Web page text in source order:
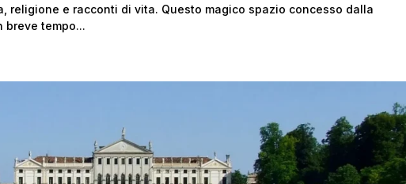
religione e racconti di vita. Questo magico spazio concesso dalla
breve tempo...